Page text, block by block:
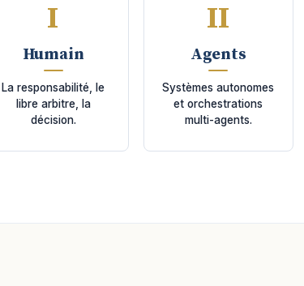
I
Humain
La responsabilité, le
libre arbitre, la
décision.
II
Agents
Systèmes autonomes
et orchestrations
multi-agents.